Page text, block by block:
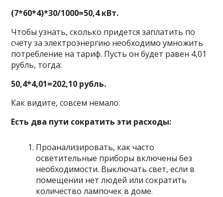
(7*60*4)*30/1000=50,4 кВт.
Чтобы узнать, сколько придется заплатить по
счету за электроэнергию необходимо умножить
потребление на тариф. Пусть он будет равен 4,01
рубль, тогда:
50,4*4,01=202,10 рубль.
Как видите, совсем немало.
Есть два пути сократить эти расходы:
Проанализировать, как часто
осветительные приборы включены без
необходимости. Выключать свет, если в
помещении нет людей или сократить
количество лампочек в доме.